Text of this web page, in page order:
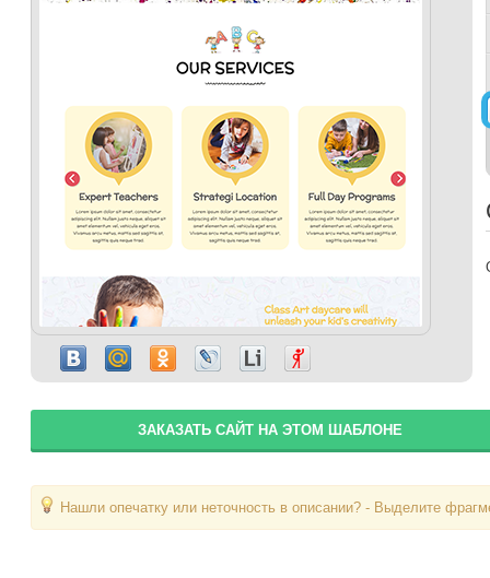
ЗАКАЗАТЬ САЙТ НА ЭТОМ ШАБЛОНЕ
Нашли опечатку или неточность в описании? - Выделите